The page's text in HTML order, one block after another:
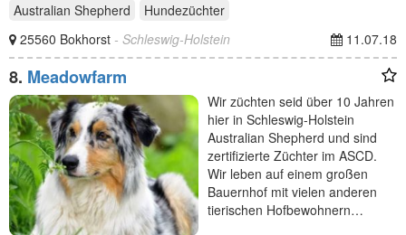
Australian Shepherd
Hundezüchter
25560 Bokhorst - Schleswig-Holstein 11.07.18
8. Meadowfarm
Wir züchten seid über 10 Jahren
hier in Schleswig-Holstein
Australian Shepherd und sind
zertifizierte Züchter im ASCD.
Wir leben auf einem großen
Bauernhof mit vielen anderen
tierischen Hofbewohnern…